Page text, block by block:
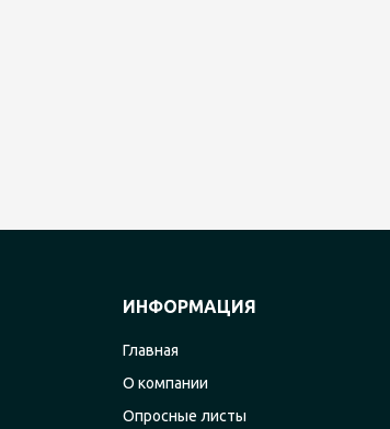
ИНФОРМАЦИЯ
Главная
О компании
Опросные листы